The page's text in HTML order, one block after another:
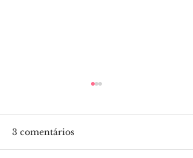
3 comentários